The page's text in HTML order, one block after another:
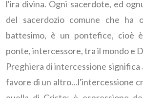
l'ira divina. Ogni sacerdote, ed
del sacerdozio comune che ha
battesimo, è un pontefice, cioè
ponte, intercessore, tra il mondo e
Preghiera di intercessione significa
favore di un altro…l'intercessione